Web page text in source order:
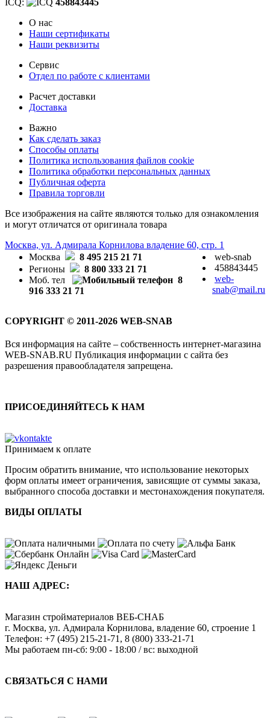
ICQ:
458843445
О нас
Наши сертификаты
Наши реквизиты
Сервис
Отдел по работе с клиентами
Расчет доставки
Доставка
Важно
Как сделать заказ
Способы оплаты
Политика использования файлов cookie
Политика обработки персональных данных
Публичная оферта
Правила торговли
Все изображения на сайте являются только для ознакомления
и могут отличатся от оригинала товара
Москва, ул. Адмирала Корнилова владение 60, стр. 1
Москва
8 495 215 21 71
Регионы
8 800 333 21 71
Моб. тел
8
916 333 21 71
web-snab
458843445
web-
snab@mail.ru
COPYRIGHT © 2011-2026 WEB-SNAB
Вся информация на сайте – собственность интернет-магазина
WEB-SNAB.RU Публикация информации с сайта без
разрешения правообладателя запрещена.
ПРИСОЕДИНЯЙТЕСЬ К НАМ
Принимаем к оплате
Просим обратить внимание, что использование некоторых
форм оплаты имеет ограничения, зависящие от суммы заказа,
выбранного способа доставки и местонахождения покупателя.
ВИДЫ ОПЛАТЫ
НАШ АДРЕС:
Магазин стройматериалов ВЕБ-СНАБ
г. Москва, ул. Адмирала Корнилова, владение 60, строение 1
Телефон: +7 (495) 215-21-71, 8 (800) 333-21-71
Мы работаем пн-сб: 9:00 - 18:00 / вс: выходной
СВЯЗАТЬСЯ С НАМИ